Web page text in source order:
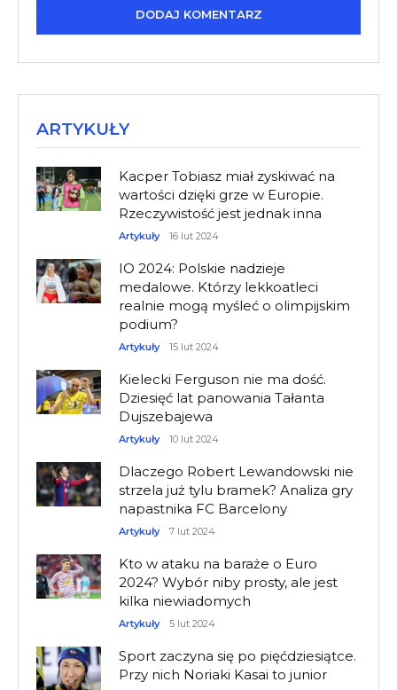
ARTYKUŁY
Kacper Tobiasz miał zyskiwać na
wartości dzięki grze w Europie.
Rzeczywistość jest jednak inna
Artykuły 16 lut 2024
IO 2024: Polskie nadzieje
medalowe. Którzy lekkoatleci
realnie mogą myśleć o olimpijskim
podium?
Artykuły 15 lut 2024
Kielecki Ferguson nie ma dość.
Dziesięć lat panowania Tałanta
Dujszebajewa
Artykuły 10 lut 2024
Dlaczego Robert Lewandowski nie
strzela już tylu bramek? Analiza gry
napastnika FC Barcelony
Artykuły 7 lut 2024
Kto w ataku na baraże o Euro
2024? Wybór niby prosty, ale jest
kilka niewiadomych
Artykuły 5 lut 2024
Sport zaczyna się po pięćdziesiątce.
Przy nich Noriaki Kasai to junior